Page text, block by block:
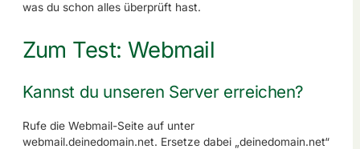
was du schon alles überprüft hast.
Zum Test: Webmail
Kannst du unseren Server erreichen?
Rufe die Webmail-Seite auf unter
webmail.deinedomain.net. Ersetze dabei „deinedomain.net“